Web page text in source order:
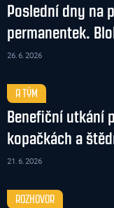
Poslední dny na
permanentek.
26. 6. 2026
A TÝM
Benefiční utkání
kopačkách a
21. 6. 2026
ROZHOVOR